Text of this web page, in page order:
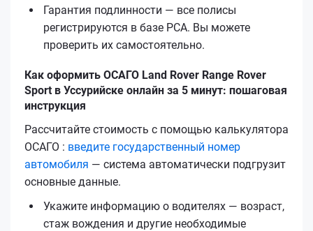
Гарантия подлинности — все полисы
регистрируются в базе РСА. Вы можете
проверить их самостоятельно.
Как оформить ОСАГО Land Rover Range Rover
Sport в Уссурийске онлайн за 5 минут: пошаговая
инструкция
Рассчитайте стоимость с помощью калькулятора
ОСАГО : введите государственный номер
автомобиля — система автоматически подгрузит
основные данные.
Укажите информацию о водителях — возраст,
стаж вождения и другие необходимые